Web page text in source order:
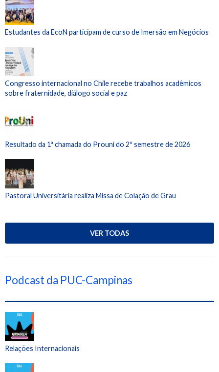
Estudantes da EcoN participam de curso de Imersão em Negócios
Congresso internacional no Chile recebe trabalhos acadêmicos
sobre fraternidade, diálogo social e paz
Resultado da 1ª chamada do Prouni do 2º semestre de 2026
Pastoral Universitária realiza Missa de Colação de Grau
VER TODAS
Podcast da PUC-Campinas
Relações Internacionais